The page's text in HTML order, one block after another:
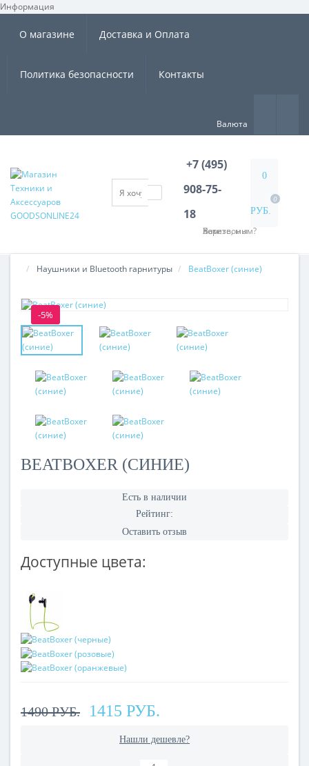
Информация ×
О магазине Доставка и Оплата
Политика безопасности Контакты
Валюта
+7 (495)
908-75-
18
Хотите, мы Вам перезвоним?
0
РУБ.
0
Наушники и Bluetooth гарнитуры BeatBoxer (синие)
-5%
BEATBOXER (СИНИЕ)
Есть в наличии
Рейтинг:
Оставить отзыв
Доступные цвета:
1490 РУБ. 1415 РУБ.
Нашли дешевле?